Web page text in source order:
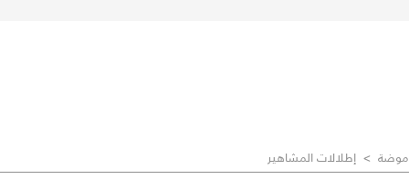
موضة > إطلالات المشاهير